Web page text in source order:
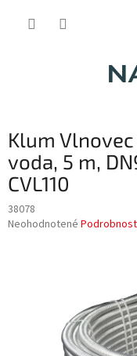
Klum
voda, 5 m,
CVL110
38078
Priemerné
hviezdičiek.
Neohodnotené